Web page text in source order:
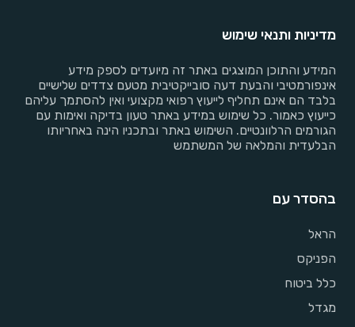
מדיניות ותנאי שימוש
המידע והתוכן המוצגים באתר זה מיועדים לספק מידע
אינפורמטיבי והבעת דעה סובייקטיבית מטעם צדדים שלישיים
בלבד הם אינם תחליף לייעוץ רפואי מקצועי ואין להסתמך עליהם
כייעוץ כאמור. כל שימוש במידע באתר טעון בדיקה ואימות עם
הגורמים הרלוונטיים. השימוש באתר ובתכניו הינה באחריותו
הבלעדית והמלאה של המשתמש
בהסדר עם
הראל
הפניקס
כלל ביטוח
מגדל